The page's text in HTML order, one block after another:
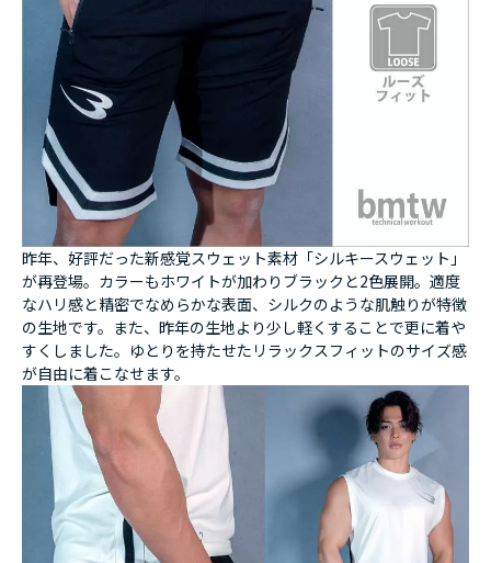
昨年、好評だった新感覚スウェット素材「シルキースウェット」
が再登場。カラーもホワイトが加わりブラックと2色展開。適度
なハリ感と精密でなめらかな表面、シルクのような肌触りが特徴
の生地です。また、昨年の生地より少し軽くすることで更に着や
すくしました。ゆとりを持たせたリラックスフィットのサイズ感
が自由に着こなせます。